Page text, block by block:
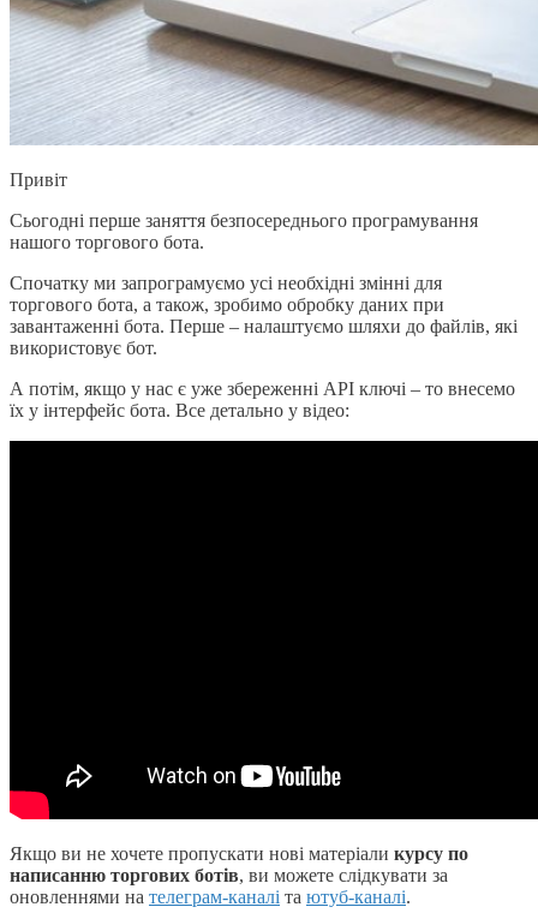
Привіт
Сьогодні перше заняття безпосереднього програмування
нашого торгового бота.
Спочатку ми запрограмуємо усі необхідні змінні для
торгового бота, а також, зробимо обробку даних при
завантаженні бота. Перше – налаштуємо шляхи до файлів, які
використовує бот.
А потім, якщо у нас є уже збереженні API ключі – то внесемо
їх у інтерфейс бота. Все детально у відео:
Якщо ви не хочете пропускати нові матеріали курсу по
написанню торгових ботів, ви можете слідкувати за
оновленнями на телеграм-каналі та ютуб-каналі.